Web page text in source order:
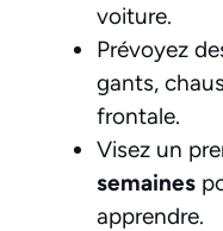
voiture.
Prévoyez
gants,
frontale.
Visez un
semaines
apprendre.